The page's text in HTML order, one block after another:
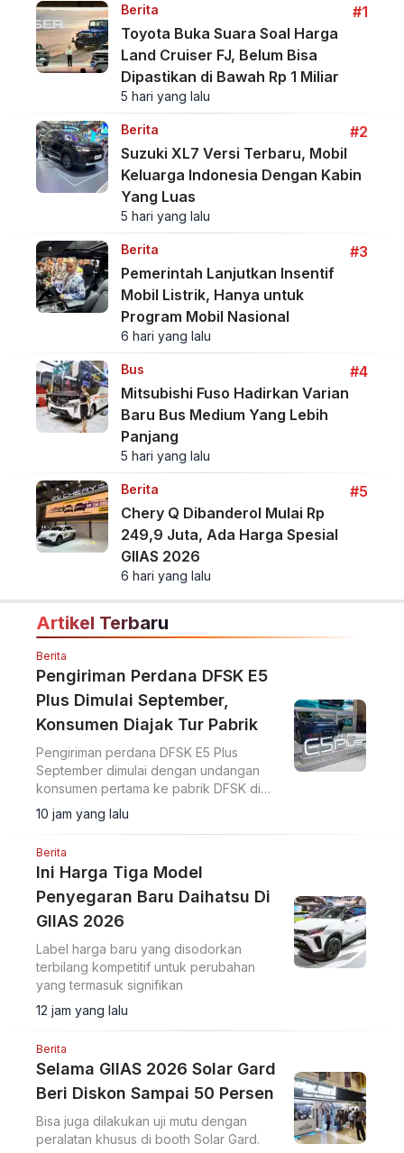
Berita
#1
Toyota Buka Suara Soal Harga
Land Cruiser FJ, Belum Bisa
Dipastikan di Bawah Rp 1 Miliar
5 hari yang lalu
Berita
#2
Suzuki XL7 Versi Terbaru, Mobil
Keluarga Indonesia Dengan Kabin
Yang Luas
5 hari yang lalu
Berita
#3
Pemerintah Lanjutkan Insentif
Mobil Listrik, Hanya untuk
Program Mobil Nasional
6 hari yang lalu
Bus
#4
Mitsubishi Fuso Hadirkan Varian
Baru Bus Medium Yang Lebih
Panjang
5 hari yang lalu
Berita
#5
Chery Q Dibanderol Mulai Rp
249,9 Juta, Ada Harga Spesial
GIIAS 2026
6 hari yang lalu
Artikel Terbaru
Berita
Pengiriman Perdana DFSK E5
Plus Dimulai September,
Konsumen Diajak Tur Pabrik
Pengiriman perdana DFSK E5 Plus
September dimulai dengan undangan
konsumen pertama ke pabrik DFSK di
Cikande untuk melihat proses produksi
PHEV.
10 jam yang lalu
Berita
Ini Harga Tiga Model
Penyegaran Baru Daihatsu Di
GIIAS 2026
Label harga baru yang disodorkan
terbilang kompetitif untuk perubahan
yang termasuk signifikan
12 jam yang lalu
Berita
Selama GIIAS 2026 Solar Gard
Beri Diskon Sampai 50 Persen
Bisa juga dilakukan uji mutu dengan
peralatan khusus di booth Solar Gard.